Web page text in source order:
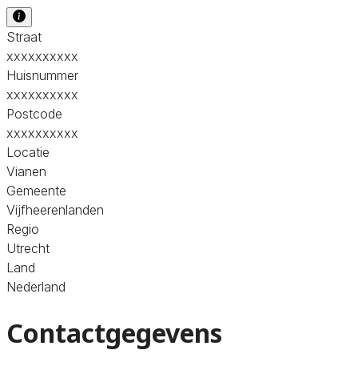
Straat
xxxxxxxxxx
Huisnummer
xxxxxxxxxx
Postcode
xxxxxxxxxx
Locatie
Vianen
Gemeente
Vijfheerenlanden
Regio
Utrecht
Land
Nederland
Contactgegevens